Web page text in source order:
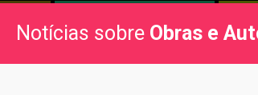
Notícias sobre Obras e